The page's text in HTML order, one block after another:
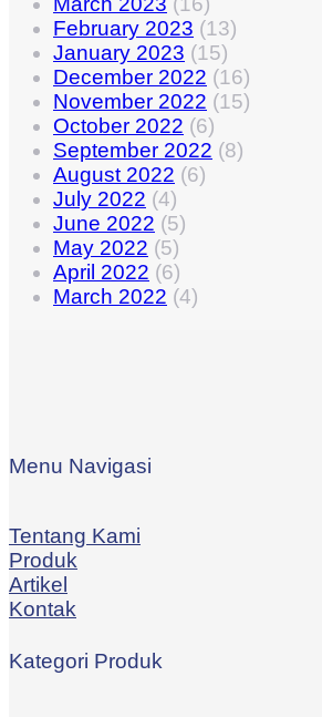
February 2023 (13)
January 2023 (15)
December 2022 (16)
November 2022 (15)
October 2022 (6)
September 2022 (8)
August 2022 (6)
July 2022 (4)
June 2022 (5)
May 2022 (5)
April 2022 (6)
March 2022 (4)
Menu Navigasi
Tentang Kami
Produk
Artikel
Kontak
Kategori Produk